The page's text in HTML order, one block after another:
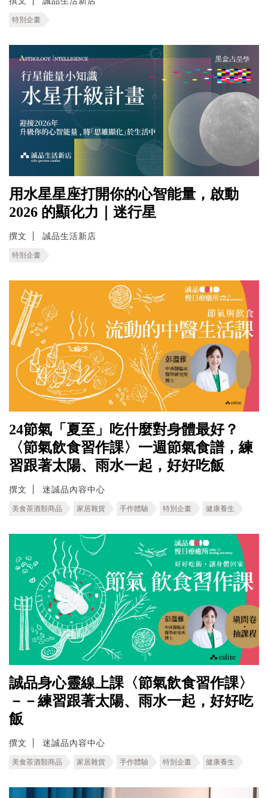
特別企畫
用水星星座打開你的心智能量，啟動
2026 的顯化力｜迷行星
撰文 誠品生活新店
特別企畫
24節氣「夏至」吃什麼對身體最好？
〈節氣飲食習作課〉一週節氣食譜，練
習跟著太陽、雨水一起，好好吃飯
撰文 迷誠品內容中心
美食茶酒類商品 家居雜貨 手作體驗 特別企畫 健康養生
誠品身心靈線上課〈節氣飲食習作課〉
－－練習跟著太陽、雨水一起，好好吃
飯
撰文 迷誠品內容中心
美食茶酒類商品 家居雜貨 手作體驗 特別企畫 健康養生